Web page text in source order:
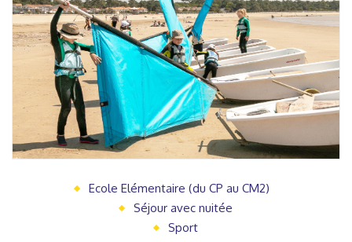
Ecole Elémentaire (du CP au CM2)
Séjour avec nuitée
Sport